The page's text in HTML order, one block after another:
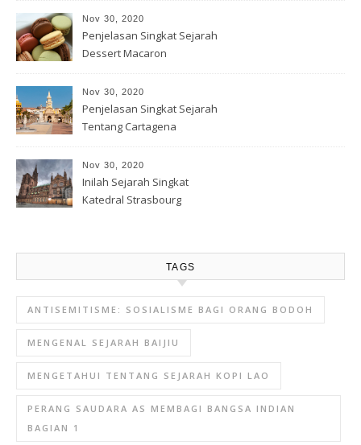
Nov 30, 2020
Penjelasan Singkat Sejarah
Dessert Macaron
Nov 30, 2020
Penjelasan Singkat Sejarah
Tentang Cartagena
Nov 30, 2020
Inilah Sejarah Singkat
Katedral Strasbourg
TAGS
ANTISEMITISME: SOSIALISME BAGI ORANG BODOH
MENGENAL SEJARAH BAIJIU
MENGETAHUI TENTANG SEJARAH KOPI LAO
PERANG SAUDARA AS MEMBAGI BANGSA INDIAN
BAGIAN 1